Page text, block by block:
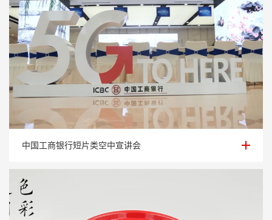
中国工商银行短片类空中宣讲会
中国工商银行短片类空中宣讲会